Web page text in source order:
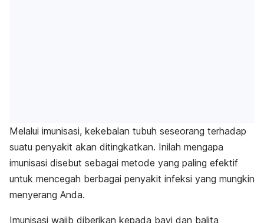
Melalui imunisasi, kekebalan tubuh seseorang terhadap
suatu penyakit akan ditingkatkan. Inilah mengapa
imunisasi disebut sebagai metode yang paling efektif
untuk mencegah berbagai penyakit infeksi yang mungkin
menyerang Anda.
Imunisasi wajib diberikan kepada bayi dan balita